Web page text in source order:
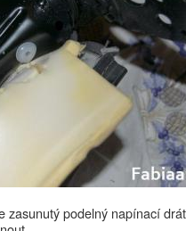
zasunutý podelný napínací drát